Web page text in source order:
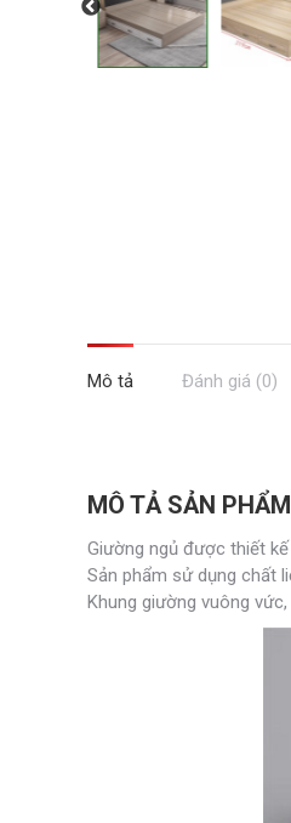
Mô tả Đánh giá (0)
MÔ TẢ SẢN PHẨM
Giường ngủ được thiết
Sản phẩm sử dụng chất
Khung giường vuông